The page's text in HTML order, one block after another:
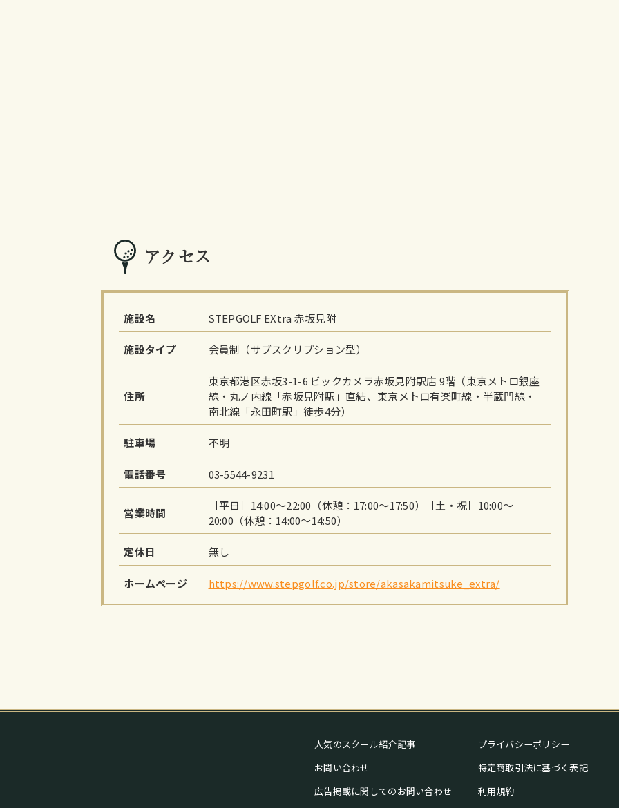
アクセス
施設名 STEPGOLF EXtra 赤坂見附
施設タイプ 会員制（サブスクリプション型）
住所
東京都港区赤坂3-1-6 ビックカメラ赤坂見附駅店 9階（東京メトロ銀座
線・丸ノ内線「赤坂見附駅」直結、東京メトロ有楽町線・半蔵門線・
南北線「永田町駅」徒歩4分）
駐車場 不明
電話番号 03-5544-9231
営業時間
［平日］14:00～22:00（休憩：17:00～17:50）［土・祝］10:00～
20:00（休憩：14:00～14:50）
定休日 無し
ホームページ https://www.stepgolf.co.jp/store/akasakamitsuke_extra/
人気のスクール紹介記事
お問い合わせ
広告掲載に関してのお問い合わせ
プライバシーポリシー
特定商取引法に基づく表記
利用規約